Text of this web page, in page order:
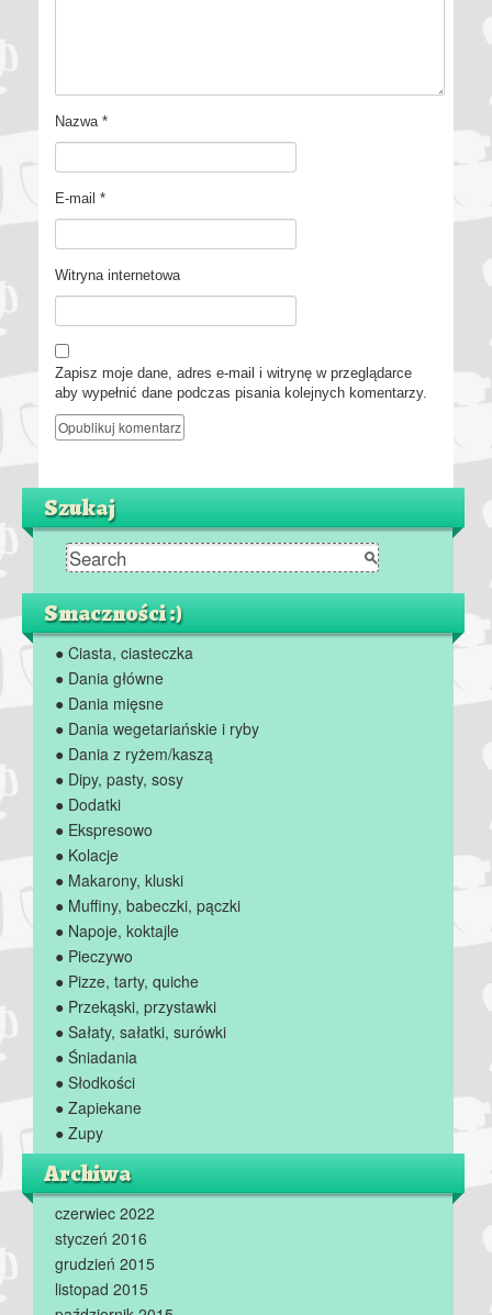
Nazwa *
E-mail *
Witryna internetowa
Zapisz moje dane, adres e-mail i witrynę w przeglądarce
aby wypełnić dane podczas pisania kolejnych komentarzy.
Szukaj
Smaczności :)
● Ciasta, ciasteczka
● Dania główne
● Dania mięsne
● Dania wegetariańskie i ryby
● Dania z ryżem/kaszą
● Dipy, pasty, sosy
● Dodatki
● Ekspresowo
● Kolacje
● Makarony, kluski
● Muffiny, babeczki, pączki
● Napoje, koktajle
● Pieczywo
● Pizze, tarty, quiche
● Przekąski, przystawki
● Sałaty, sałatki, surówki
● Śniadania
● Słodkości
● Zapiekane
● Zupy
Archiwa
czerwiec 2022
styczeń 2016
grudzień 2015
listopad 2015